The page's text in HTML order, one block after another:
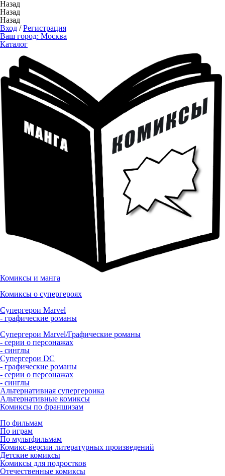
Назад
Назад
Назад
Вход /Регистрация
Ваш город: Москва
Каталог
Комиксы и манга
Комиксы о супергероях
Супергерои Marvel
- графические романы
Супергерои Marvel/Графические романы
- серии о персонажах
- синглы
Супергерои DC
- графические романы
- серии о персонажах
- синглы
Альтернативная супергероика
Альтернативные комиксы
Комиксы по франшизам
По фильмам
По играм
По мультфильмам
Комикс-версии литературных произведений
Детские комиксы
Комиксы для подростков
Отечественные комиксы